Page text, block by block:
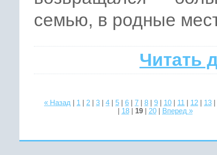
семью, в родные
Читать
« Назад | 1 | 2 | 3 | 4 | 5 | 6 | 7 | 8 | 9 | 10 | 11 | 12 | 13 |
| 18| 19| 20| Вперед »